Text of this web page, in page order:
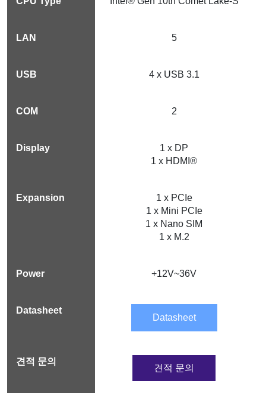
5
4 x USB 3.1
2
1 x DP
1 x HDMI®
1 x PCIe
1 x Mini PCIe
1 x Nano SIM
1 x M.2
+12V~36V
Datasheet
견적 문의